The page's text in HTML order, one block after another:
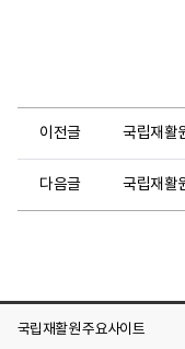
이전글 국립재활
다음글 국립재활
국립재활원 주요사이트